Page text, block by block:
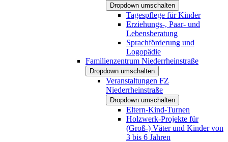
Dropdown umschalten
Tagespflege für Kinder
Erziehungs-, Paar- und
Lebensberatung
Sprachförderung und
Logopädie
Familienzentrum Niederrheinstraße
Dropdown umschalten
Veranstaltungen FZ
Niederrheinstraße
Dropdown umschalten
Eltern-Kind-Turnen
Holzwerk-Projekte für
(Groß-) Väter und Kinder von
3 bis 6 Jahren